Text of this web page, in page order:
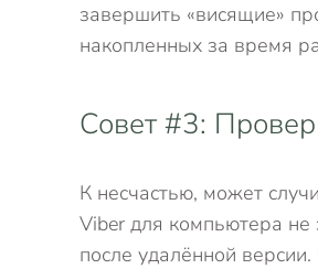
завершить «висящие»
накопленных за время
Совет #3:
К несчастью, может
Viber для компьютера не
после удалённой